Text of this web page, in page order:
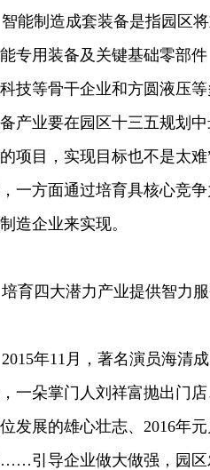
能制造成套装备是指园区将
专用装备及关键基础零部
技等骨干企业和方圆液压
产业要在园区十三五规划
项目，实现目标也不是太
一方面通过培育具核心竞
造企业来实现。
育四大潜力产业提供智力
年11月，著名演员海清
一朵掌门人刘祥富抛出门
发展的雄心壮志、2016年
引导企业做大做强，园区